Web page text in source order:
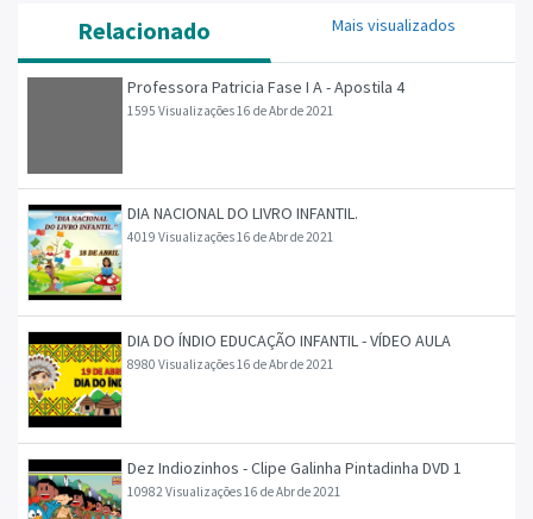
Relacionado Mais visualizados
Professora Patricia Fase I A - Apostila 4
1595 Visualizações16 de Abr de 2021
DIA NACIONAL DO LIVRO INFANTIL.
4019 Visualizações 16 de Abr de 2021
DIA DO ÍNDIO EDUCAÇÃO INFANTIL - VÍDEO AULA
8980 Visualizações16 de Abr de 2021
Dez Indiozinhos - Clipe Galinha Pintadinha DVD 1
10982 Visualizações16 de Abr de 2021